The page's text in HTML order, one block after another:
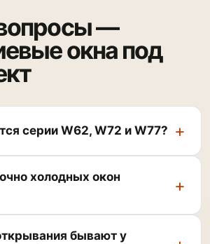
—
окна под
серии W62, W72 и W77?
холодных окон
бывают у